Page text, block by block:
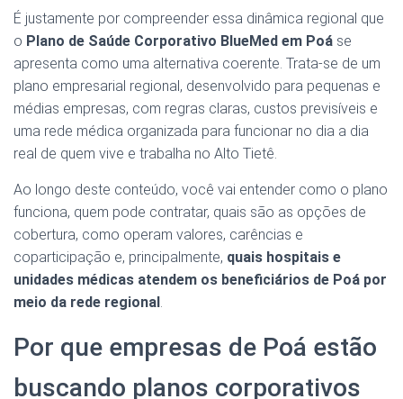
É justamente por compreender essa dinâmica regional que
o Plano de Saúde Corporativo BlueMed em Poá se
apresenta como uma alternativa coerente. Trata-se de um
plano empresarial regional, desenvolvido para pequenas e
médias empresas, com regras claras, custos previsíveis e
uma rede médica organizada para funcionar no dia a dia
real de quem vive e trabalha no Alto Tietê.
Ao longo deste conteúdo, você vai entender como o plano
funciona, quem pode contratar, quais são as opções de
cobertura, como operam valores, carências e
coparticipação e, principalmente, quais hospitais e
unidades médicas atendem os beneficiários de Poá por
meio da rede regional .
Por que empresas de Poá estão
buscando planos corporativos